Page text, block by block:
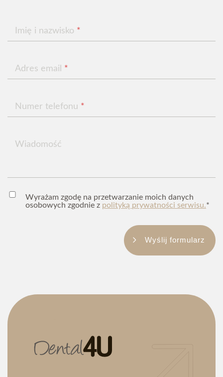
Imię i nazwisko *
Adres email *
Numer telefonu *
Wiadomość
Wyrażam zgodę na przetwarzanie moich danych
osobowych zgodnie z polityką prywatności serwisu.*
Wyślij formularz
Adres email*
Numer telefonu
Wiadomość
Wyślij formularz